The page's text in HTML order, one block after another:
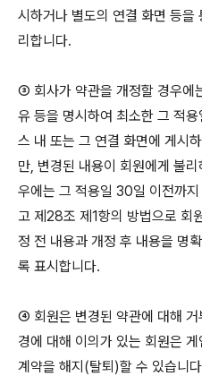
시하거나 별도의 연결 화면 등을
리합니다.
③ 회사가 약관을 개정할 경우에
유 등을 명시하여 최소한 그 적
스 내 또는 그 연결 화면에 게시
만, 변경된 내용이 회원에게 불
우에는 그 적용일 30일 이전까
고 제28조 제1항의 방법으로 회
정 전 내용과 개정 후 내용을 명
록 표시합니다.
④ 회원은 변경된 약관에 대해 거
경에 대해 이의가 있는 회원은
계약을 해지(탈퇴)할 수 있습니